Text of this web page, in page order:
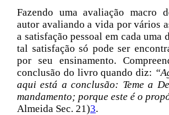
Fazendo uma avaliação macro
autor avaliando a vida por vários
a satisfação pessoal em cada
tal satisfação só pode ser
por seu ensinamento.
conclusão do livro quando diz:
aqui está a conclusão: Teme a
mandamento; porque este é o
Almeida Sec. 21)3.